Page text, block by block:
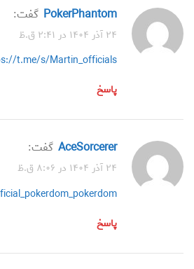
PokerPhantom گفت:
۲۴ آذر ۱۴۰۴ در ۲:۴۱ ق.ظ
t.me/s/Martin_officials
پاسخ
AceSorcerer گفت:
۲۴ آذر ۱۴۰۴ در ۸:۰۶ ق.ظ
پاسخ